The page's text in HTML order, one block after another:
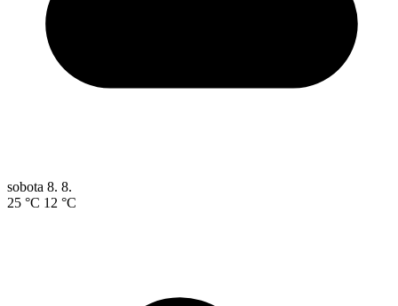
sobota 8. 8.
25 °C 12 °C